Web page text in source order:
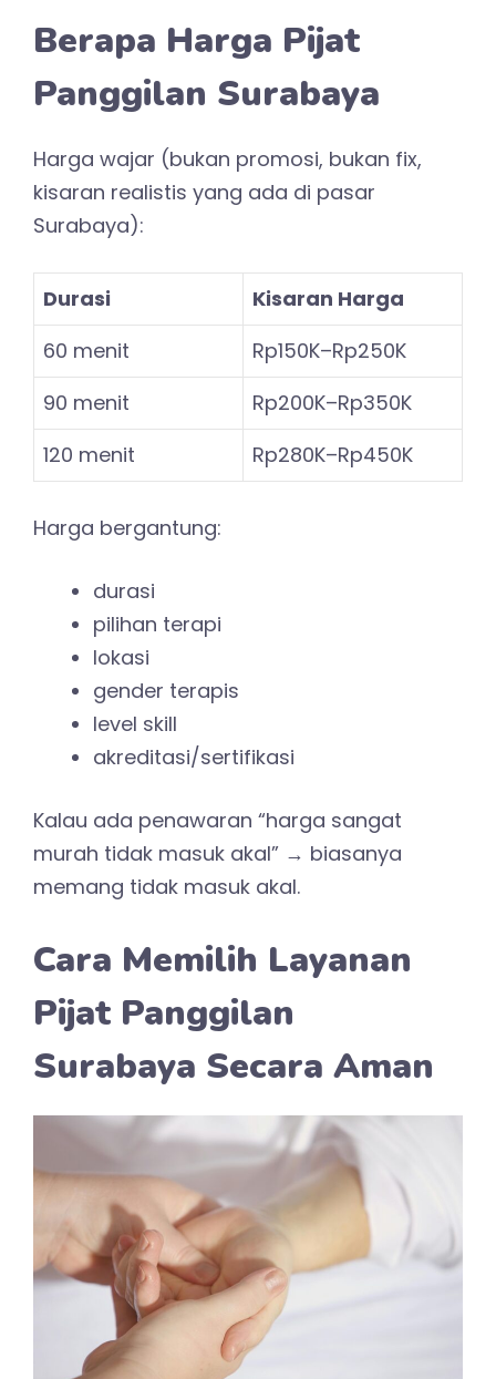
Berapa Harga Pijat
Panggilan Surabaya
Harga wajar (bukan promosi, bukan fix,
kisaran realistis yang ada di pasar
Surabaya):
Durasi
Kisaran Harga
60 menit
Rp150K–Rp250K
90 menit
Rp200K–Rp350K
120 menit
Rp280K–Rp450K
Harga bergantung:
durasi
pilihan terapi
lokasi
gender terapis
level skill
akreditasi/sertifikasi
Kalau ada penawaran “harga sangat
murah tidak masuk akal” → biasanya
memang tidak masuk akal.
Cara Memilih Layanan
Pijat Panggilan
Surabaya Secara Aman